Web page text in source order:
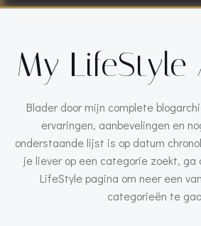
My LifeStyle
Blader door mijn complete
ervaringen, aanbevelingen en
onderstaande lijst is op datum
je liever op een categorie zoekt, ga
LifeStyle pagina om neer een
categorieën te